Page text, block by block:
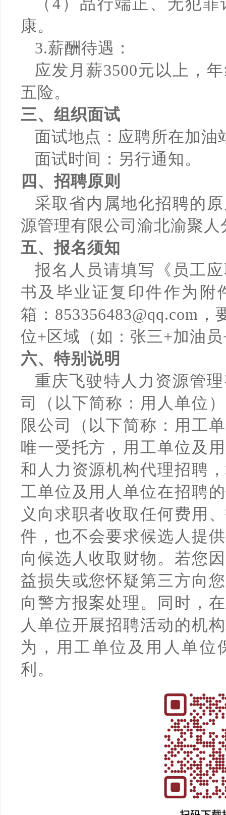
康。
3.薪酬待遇：
应发月薪3500元以上，
五险。
三、组织面试
面试地点：应聘所在加油
面试时间：另行通知。
四、招聘原则
采取省内属地化招聘的
源管理有限公司渝北渝聚
五、报名须知
报名人员请填写《员工
书及毕业证复印件作为附
箱：853356483@qq.com
位+区域（如：张三+加油
六、特别说明
重庆飞驶特人力资源管
司（以下简称：用人单位
限公司（以下简称：用工
唯一受托方，用工单位及
和人力资源机构代理招聘
工单位及用人单位在招聘
义向求职者收取任何费用
件，也不会要求候选人提
向候选人收取财物。若您
益损失或您怀疑第三方向
向警方报案处理。同时，
人单位开展招聘活动的机
为，用工单位及用人单位
利。